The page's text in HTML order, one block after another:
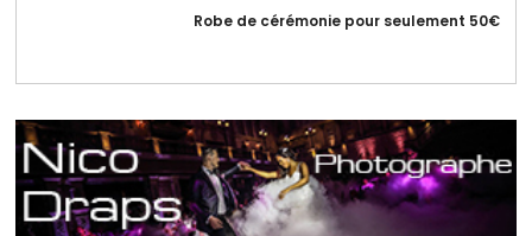
Robe de cérémonie pour seulement 50€